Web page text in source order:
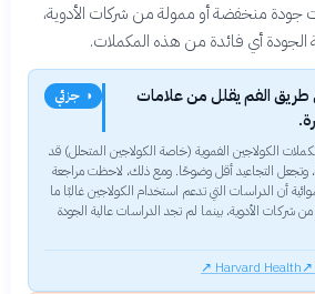
جودة منخفضة أو ممولة من شركات الأدوية،
الجودة أي فائدة من هذه المكملات.
طريق الفم يقلل من علامات
◑ جزئي
الكولاجين الفموية (خاصة الكولاجين المتحلل) قد
وتجعل التجاعيد أقل وضوحًا. ومع ذلك، لاحظت مراجعة
عشوائية أن الدراسات التي تدعم استخدام الكولاجين غالبًا ما
شركات الأدوية، بينما لم تجد الدراسات عالية الجودة
↗
Harvard Health
↗